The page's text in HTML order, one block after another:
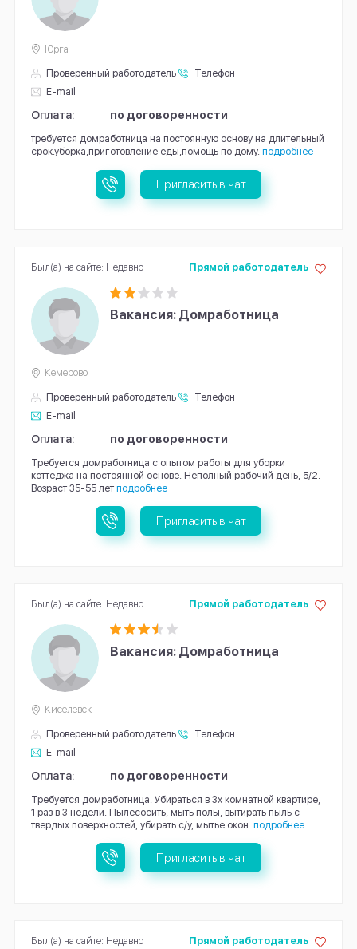
Проверенный работодатель
Телефон
E-mail
Юрга
Оплата: по договоренности
требуется домработница на постоянную основу на длительный
срок.уборка,приготовление еды,помощь по дому. подробнее
Пригласить в чат
Вакансия: Домработница
Проверенный работодатель
Телефон
E-mail
Прямой работодатель
Кемерово
Оплата: по договоренности
Требуется домработница с опытом работы для уборки
коттеджа на постоянной основе. Неполный рабочий день, 5/2.
Возраст 35-55 лет подробнее
Был(а) на сайте: Недавно
Пригласить в чат
Вакансия: Домработница
Проверенный работодатель
Телефон
E-mail
Прямой работодатель
Киселёвск
Оплата: по договоренности
Требуется домработница. Убираться в 3х комнатной квартире,
1 раз в 3 недели. Пылесосить, мыть полы, вытирать пыль с
твердых поверхностей, убирать с/у, мытье окон. подробнее
Был(а) на сайте: Недавно
Пригласить в чат
Прямой работодатель
Был(а) на сайте: Недавно